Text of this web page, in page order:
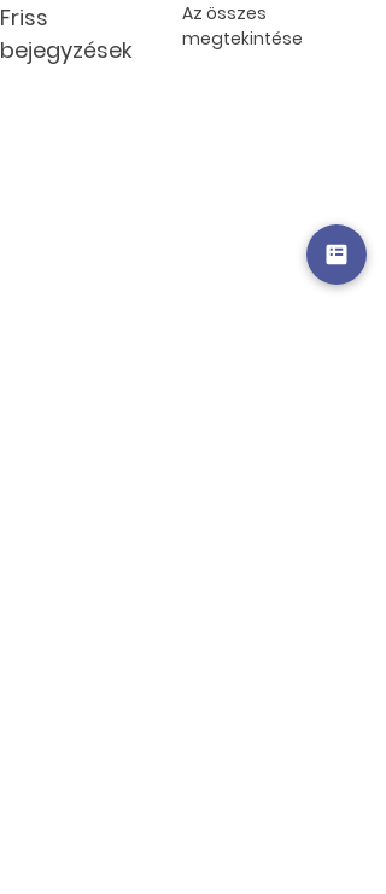
Friss
bejegyzések
Az összes
megtekintése